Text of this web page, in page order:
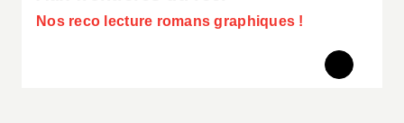
Nos reco lecture romans graphiques !